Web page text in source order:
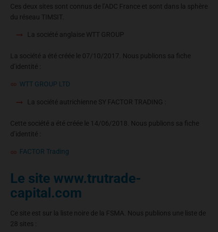
Ces deux sites sont connus de l’ADC France et sont dans la sphère
du réseau TIMSIT.
La société anglaise WTT GROUP
La société a été créée le 07/10/2017. Nous publions sa fiche
d’identité :
WTT GROUP LTD
La société autrichienne SY FACTOR TRADING :
Cette société a été créée le 14/06/2018. Nous publions sa fiche
d’identité :
FACTOR Trading
Le site www.trutrade-
capital.com
Ce site est sur la liste noire de la FSMA. Nous publions une liste de
28 sites :